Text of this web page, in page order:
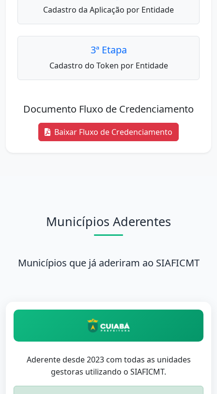
Cadastro da Aplicação por Entidade
3ª Etapa
Cadastro do Token por Entidade
Documento Fluxo de Credenciamento
Baixar Fluxo de Credenciamento
Municípios Aderentes
Municípios que já aderiram ao SIAFICMT
Aderente desde 2023 com todas as unidades
gestoras utilizando o SIAFICMT.